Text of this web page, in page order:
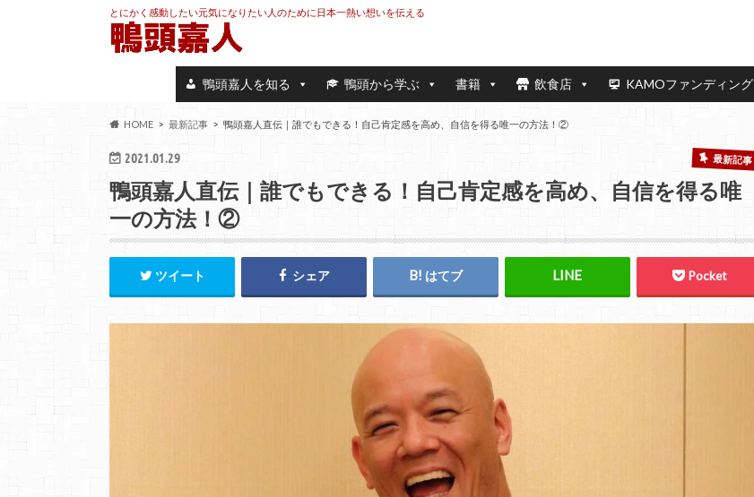
とにかく感動したい元気になりたい人のために日本一熱い想いを伝える
鴨頭嘉人を知る 鴨頭から学ぶ 書籍 飲食店 KAMOファンディング
HOME 最新記事 鴨頭嘉人直伝｜誰でもできる！自己肯定感を高め、自信を得る唯一の方法！②
2021.01.29 最新記事
鴨頭嘉人直伝｜誰でもできる！自己肯定感を高め、自信を得る唯
一の方法！②
ツイート シェア はてブ Pocket